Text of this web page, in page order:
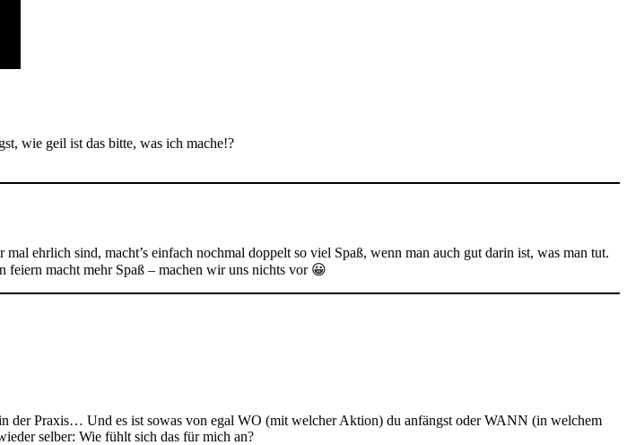
wie geil ist das bitte, was ich mache!?
ehrlich sind, macht’s einfach nochmal doppelt so viel Spaß, wenn man auch gut darin ist, was man tut.
feiern macht mehr Spaß – machen wir uns nichts vor 😀
der Praxis… Und es ist sowas von egal WO (mit welcher Aktion) du anfängst oder WANN (in welchem
selber: Wie fühlt sich das für mich an?